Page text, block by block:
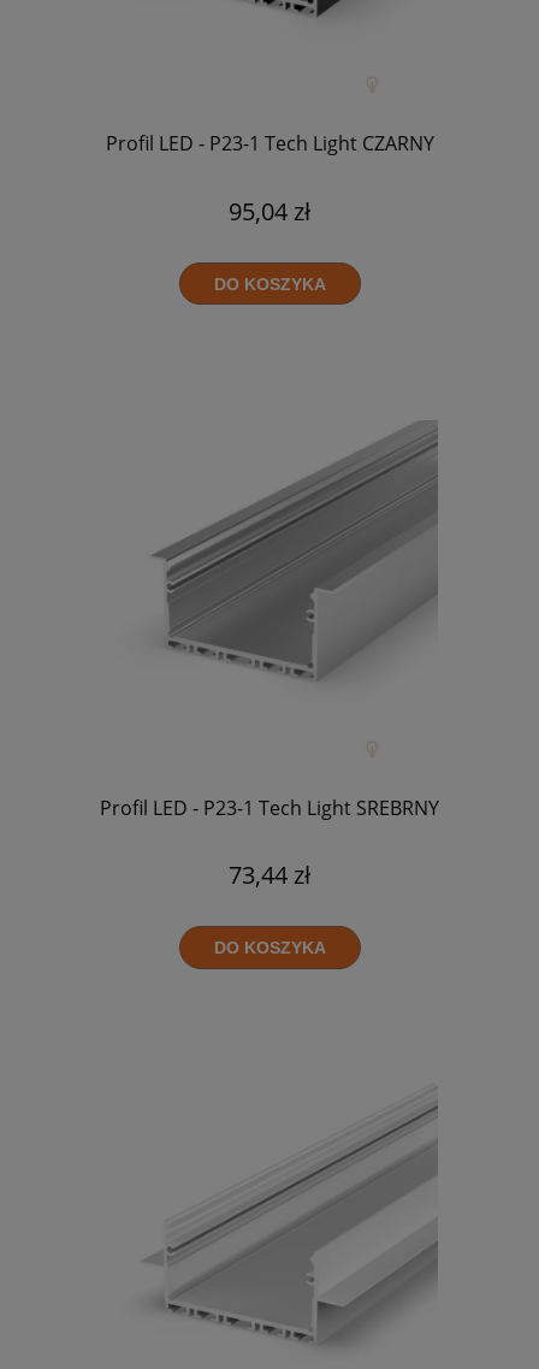
Profil LED - P23-1 Tech Light CZARNY
95,04 zł
DO KOSZYKA
Profil LED - P23-1 Tech Light SREBRNY
73,44 zł
DO KOSZYKA